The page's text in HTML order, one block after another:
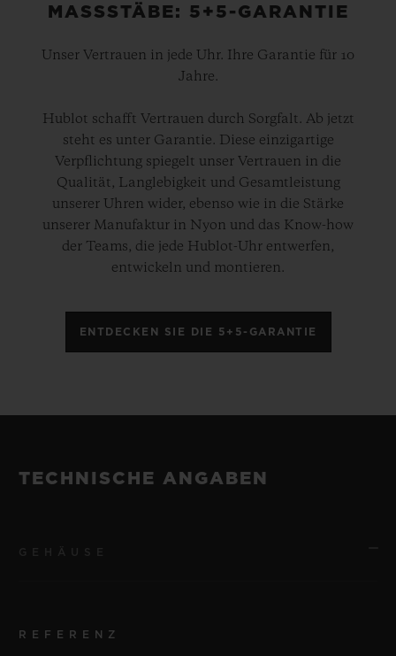
MASSSTÄBE: 5+5-GARANTIE
Unser Vertrauen in jede Uhr. Ihre Garantie für 10
Jahre.
Hublot schafft Vertrauen durch Sorgfalt. Ab jetzt
steht es unter Garantie. Diese einzigartige
Verpflichtung spiegelt unser Vertrauen in die
Qualität, Langlebigkeit und Gesamtleistung
unserer Uhren wider, ebenso wie in die Stärke
unserer Manufaktur in Nyon und das Know-how
der Teams, die jede Hublot-Uhr entwerfen,
entwickeln und montieren.
ENTDECKEN SIE DIE 5+5-GARANTIE
TECHNISCHE ANGABEN
REFERENZ